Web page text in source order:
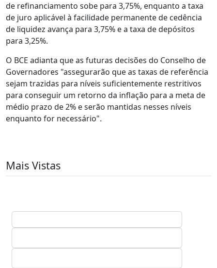
de refinanciamento sobe para 3,75%, enquanto a taxa
de juro aplicável à facilidade permanente de cedência
de liquidez avança para 3,75% e a taxa de depósitos
para 3,25%.
O BCE adianta que as futuras decisões do Conselho de
Governadores "assegurarão que as taxas de referência
sejam trazidas para níveis suficientemente restritivos
para conseguir um retorno da inflação para a meta de
médio prazo de 2% e serão mantidas nesses níveis
enquanto for necessário".
Mais Vistas